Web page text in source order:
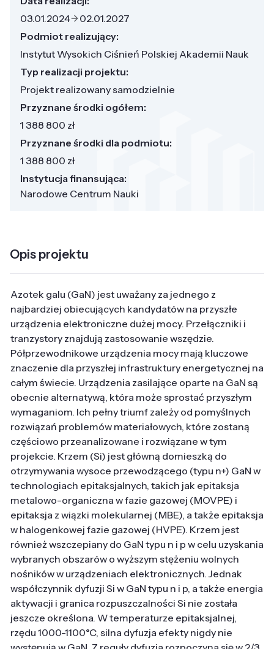
03.01.2024
02.01.2027
Podmiot realizujący:
Instytut Wysokich Ciśnień Polskiej Akademii Nauk
Typ realizacji projektu:
Projekt realizowany samodzielnie
Przyznane środki ogółem:
1 388 800 zł
Przyznane środki dla podmiotu:
1 388 800 zł
Instytucja finansująca:
Narodowe Centrum Nauki
Opis projektu
Azotek galu (GaN) jest uważany za jednego z
najbardziej obiecujących kandydatów na przyszłe
urządzenia elektroniczne dużej mocy. Przełączniki i
tranzystory znajdują zastosowanie wszędzie.
Półprzewodnikowe urządzenia mocy mają kluczowe
znaczenie dla przyszłej infrastruktury energetycznej na
całym świecie. Urządzenia zasilające oparte na GaN są
obecnie alternatywą, która może sprostać przyszłym
wymaganiom. Ich pełny triumf zależy od pomyślnych
rozwiązań problemów materiałowych, które zostaną
częściowo przeanalizowane i rozwiązane w tym
projekcie. Krzem (Si) jest główną domieszką do
otrzymywania wysoce przewodzącego (typu n+) GaN w
technologiach epitaksjalnych, takich jak epitaksja
metalowo-organiczna w fazie gazowej (MOVPE) i
epitaksja z wiązki molekularnej (MBE), a także epitaksja
w halogenkowej fazie gazowej (HVPE). Krzem jest
również wszczepiany do GaN typu n i p w celu uzyskania
wybranych obszarów o wyższym stężeniu wolnych
nośników w urządzeniach elektronicznych. Jednak
współczynnik dyfuzji Si w GaN typu n i p, a także energia
aktywacji i granica rozpuszczalności Si nie została
jeszcze określona. W temperaturze epitaksjalnej,
rzędu 1000-1100°C, silna dyfuzja efekty nigdy nie